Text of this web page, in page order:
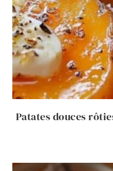
Patates douces